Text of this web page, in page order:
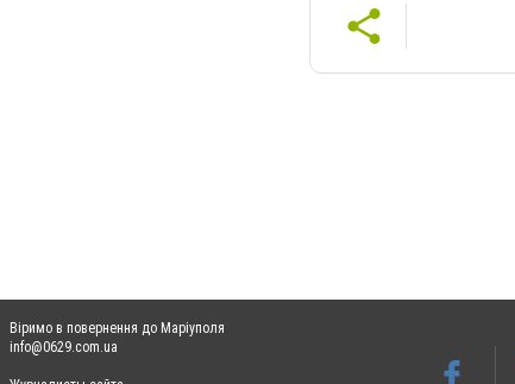
Віримо в повернення до Маріуполя
info@0629.com.ua